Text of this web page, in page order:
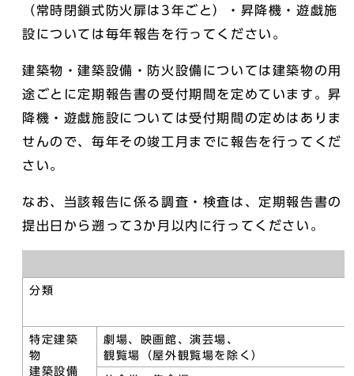
（常時閉鎖式防火扉は3年ごと）・昇降機・遊戯施
設については毎年報告を行ってください。
建築物・建築設備・防火設備については建築物の用
途ごとに定期報告書の受付期間を定めています。昇
降機・遊戯施設については受付期間の定めはありま
せんので、毎年その竣工月までに報告を行ってくだ
さい。
なお、当該報告に係る調査・検査は、定期報告書の
提出日から遡って3か月以内に行ってください。
分類
特定建築
物
建築設備
劇場、映画館、演芸場、
観覧場（屋外観覧場を除く）